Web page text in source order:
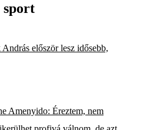
sport
először lesz idősebb,
Amenyido: Éreztem, nem